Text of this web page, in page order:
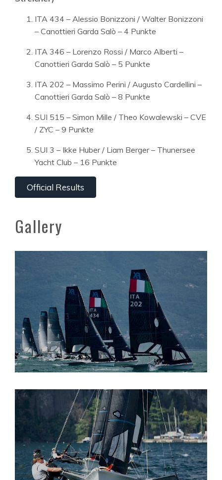
ITA 434 – Alessio Bonizzoni / Walter Bonizzoni
– Canottieri Garda Salò – 4 Punkte
ITA 346 – Lorenzo Rossi / Marco Alberti –
Canottieri Garda Salò – 5 Punkte
ITA 202 – Massimo Perini / Augusto Cardellini –
Canottieri Garda Salò – 8 Punkte
SUI 515 – Simon Mille / Theo Kowalewski – CVE
/ ZYC – 9 Punkte
SUI 3 – Ikke Huber / Liam Berger – Thunersee
Yacht Club – 16 Punkte
Official Results
Gallery